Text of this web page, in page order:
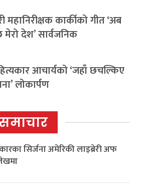
महानिरीक्षक कार्कीको गीत ‘अब
मेरो देश’ सार्वजनिक
आचार्यको ‘जहाँ छचल्किए
लोकार्पण
सिर्जना अमेरिकी लाइब्रेरी अफ